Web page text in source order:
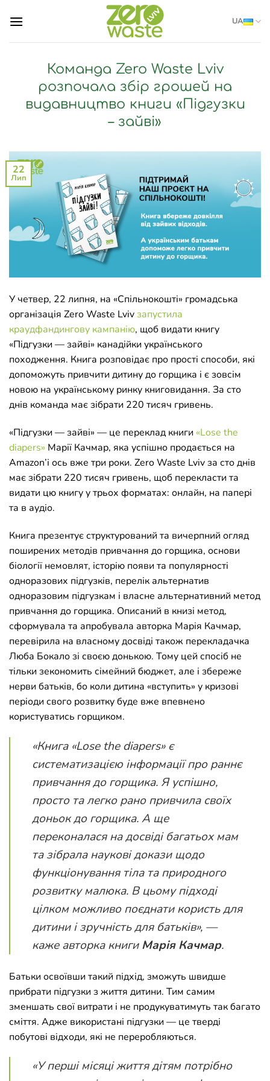
UA
Команда Zero Waste Lviv
розпочала збір грошей на
видавництво книги «Підгузки
– зайві»
22
Лип
У четвер, 22 липня, на «Спільнокошті» громадська
організація Zero Waste Lvivзапустила
краудфандингову кампанію, щоб видати книгу
«Підгузки — зайві» канадійки українського
походження. Книга розповідає про прості способи, які
допоможуть привчити дитину до горщика і є зовсім
новою на українському ринку книговидання. За сто
днів команда має зібрати 220 тисяч гривень.
«Підгузки — зайві» — це переклад книги «Lose the
diapers» Марії Качмар, яка успішно продається на
Amazon’і ось вже три роки. Zero Waste Lviv за сто днів
має зібрати 220 тисяч гривень, щоб перекласти та
видати цю книгу у трьох форматах: онлайн, на папері
та в аудіо.
Книга презентує структурований та вичерпний огляд
поширених методів привчання до горщика, основи
біології немовлят, історію появи та популярності
одноразових підгузків, перелік альтернатив
одноразовим підгузкам і власне альтернативний метод
привчання до горщика. Описаний в книзі метод,
сформувала та апробувала авторка Марія Качмар,
перевірила на власному досвіді також перекладачка
Люба Бокало зі своєю донькою. Тому цей спосіб не
тільки зекономить сімейний бюджет, але і збереже
нерви батьків, бо коли дитина «вступить» у кризові
періоди свого розвитку буде вже впевнено
користуватись горщиком.
«Книга «Lose the diapers» є
систематизацією інформації про раннє
привчання до горщика. Я успішно,
просто та легко рано привчила своїх
доньок до горщика. А ще
переконалася на досвіді багатьох мам
та зібрала наукові докази щодо
функціонування тіла та природного
розвитку малюка. В цьому підході
цілком можливо поєднати користь для
дитини і зручність для батьків», —
каже авторка книгиМарія Качмар.
Батьки освоївши такий підхід, зможуть швидше
прибрати підгузки з життя дитини. Тим самим
зменшать свої витрати і не продукуватимуть так багато
сміття. Адже використані підгузки — це тверді
побутові відходи, які не переробляються.
«У перші місяці життя дітям потрібно